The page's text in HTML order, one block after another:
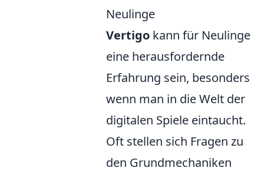
Neulinge
Vertigo kann für Neulinge
eine herausfordernde
Erfahrung sein, besonders
wenn man in die Welt der
digitalen Spiele eintaucht.
Oft stellen sich Fragen zu
den Grundmechaniken